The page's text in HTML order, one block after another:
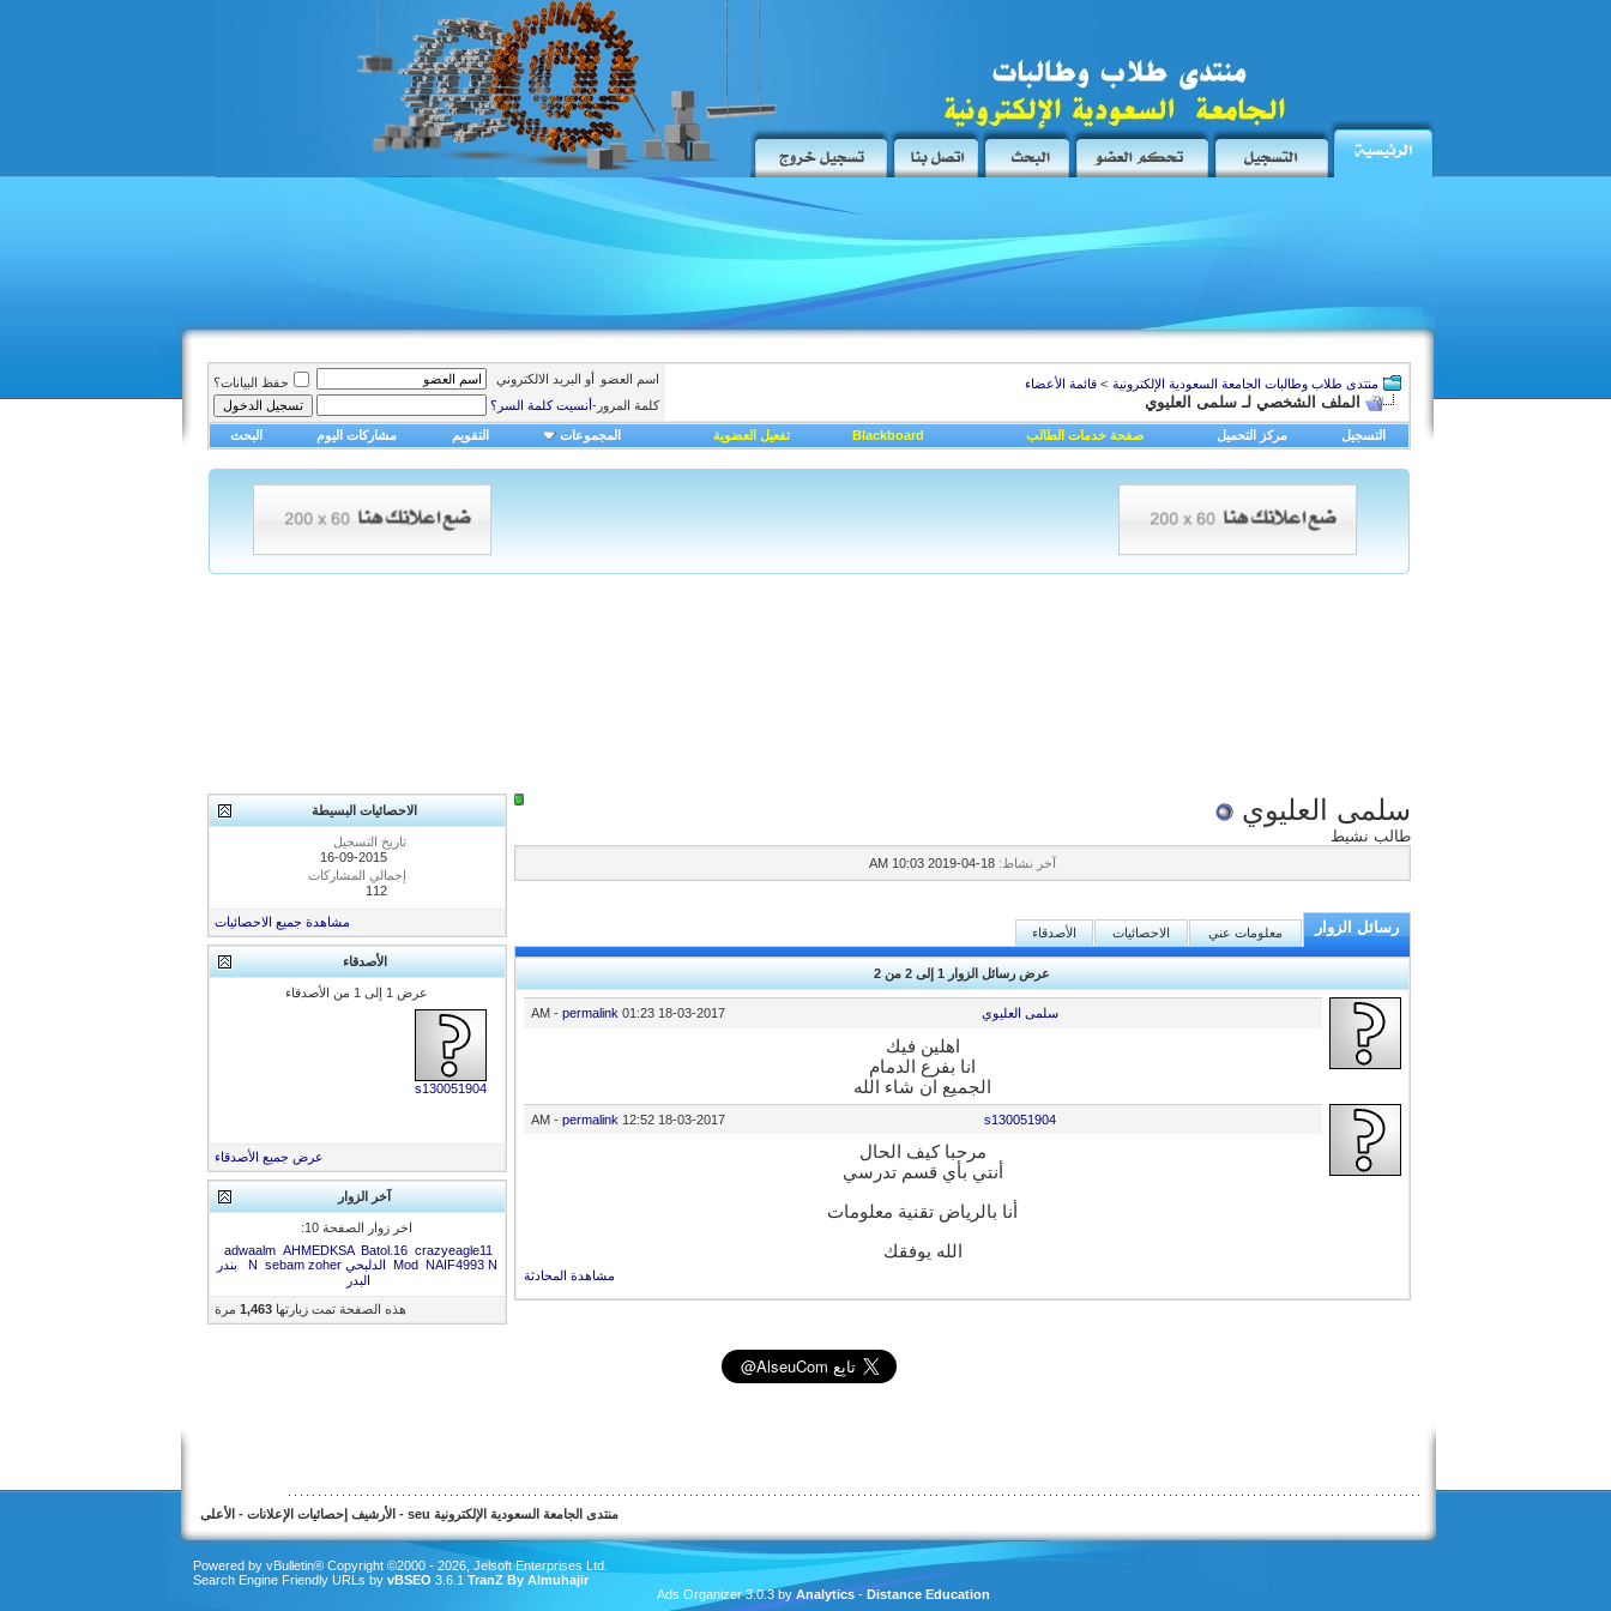
منتدى طلاب وطالبات الجامعة السعودية الإلكترونية >قائمة الأعضاء
الملف الشخصي لـ سلمى العليوي
اسم العضو أو البريد الالكتروني
حفظ البيانات؟
كلمة المرور-أنسيت كلمة السر؟
التسجيل مركز التحميل صفحة خدمات الطالب Blackboard تفعيل العضوية المجموعات التقويم مشاركات اليوم البحث
سلمى العليوي
طالب نشيط
آخر نشاط: 18-04-2019
10:03 AM
رسائل الزوار معلومات عني الاحصائيات الأصدقاء
عرض رسائل الزوار 1 إلى 2 من 2
18-03-2017
01:23 AM
- permalink سلمى العليوي
اهلين فيك
انا بفرع الدمام
الجميع ان شاء الله
18-03-2017
12:52 AM
- permalink s130051904
مرحبا كيف الحال
أنتي بأي قسم تدرسي
أنا بالرياض تقنية معلومات
الله يوفقك
مشاهدة المحادثة
الاحصائيات البسيطة
تاريخ التسجيل
16-09-2015
إجمالي المشاركات
112
مشاهدة جميع الاحصائيات
الأصدقاء
عرض 1 إلى 1 من الأصدقاء
s130051904
عرض جميع الأصدقاء
آخر الزوار
اخر زوار الصفحة 10:
adwaalm AHMEDKSA Batol.16 crazyeagle11
Mod NAIF4993 N الدلبحي N sebam zoher
بندر
البدر
هذه الصفحة تمت زيارتها1,463 مرة
منتدى الجامعة السعودية الإلكترونية seu - الأرشيف إحصائيات الإعلانات - الأعلى
Powered by vBulletin® Copyright ©2000 - 2026, Jelsoft Enterprises Ltd.
Search Engine Friendly URLs by vBSEO 3.6.1 TranZ By Almuhajir
Ads Organizer 3.0.3 by Analytics- Distance Education